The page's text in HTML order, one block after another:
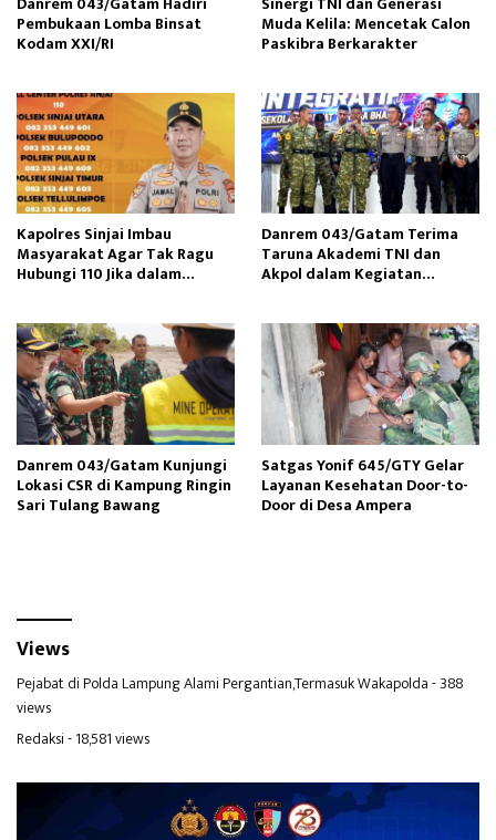
Pembukaan Lomba Binsat
Kodam XXI/RI
Muda Kelila: Mencetak Calon
Paskibra Berkarakter
Kapolres Sinjai Imbau
Masyarakat Agar Tak Ragu
Hubungi 110 Jika dalam
Danrem 043/Gatam Terima
Taruna Akademi TNI dan
Akpol dalam Kegiatan
Danrem 043/Gatam Kunjungi
Lokasi CSR di Kampung Ringin
Sari Tulang Bawang
Satgas Yonif 645/GTY Gelar
Layanan Kesehatan Door-to-
Door di Desa Ampera
Views
Pejabat di Polda Lampung Alami Pergantian,Termasuk Wakapolda- 388
views
Redaksi- 18,581 views